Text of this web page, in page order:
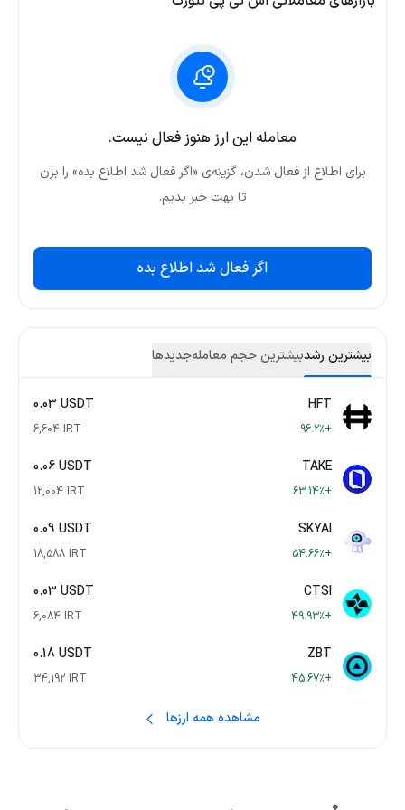
معامله این ارز هنوز فعال نیست.
برای اطلاع از فعال شدن، گزینه‌ی «اگر فعال شد اطلاع بده» را بزن
تا بهت خبر بدیم.
اگر فعال شد اطلاع بده
بیشترین رشدبیشترین حجم معاملهجدید‌ها
HFT
0.03 USDT
+96.2٪ 6,604 IRT
TAKE
0.06 USDT
+63.14٪ 12,004 IRT
SKYAI
0.09 USDT
+54.66٪ 18,588 IRT
CTSI
0.03 USDT
+49.93٪ 6,084 IRT
ZBT
0.18 USDT
+45.67٪ 34,192 IRT
مشاهده همه ارزها